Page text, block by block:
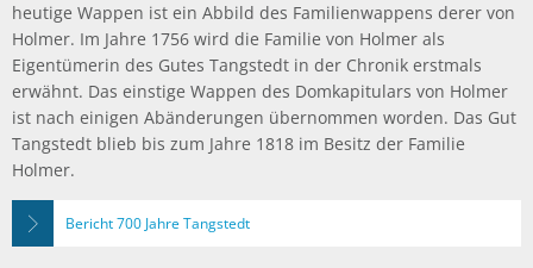
heutige Wappen ist ein Abbild des Familienwappens derer von
Holmer. Im Jahre 1756 wird die Familie von Holmer als
Eigentümerin des Gutes Tangstedt in der Chronik erstmals
erwähnt. Das einstige Wappen des Domkapitulars von Holmer
ist nach einigen Abänderungen übernommen worden. Das Gut
Tangstedt blieb bis zum Jahre 1818 im Besitz der Familie
Holmer.
Bericht 700 Jahre Tangstedt